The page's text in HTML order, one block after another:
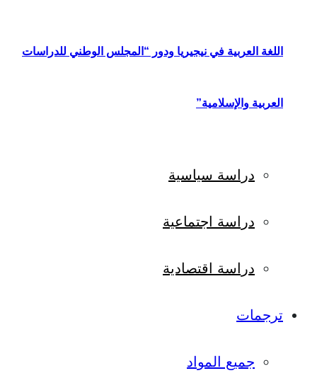
اللغة العربية في نيجيريا ودور “المجلس الوطني للدراسات
العربية والإسلامية”
دراسة سياسية
دراسة اجتماعية
دراسة اقتصادية
ترجمات
جميع المواد